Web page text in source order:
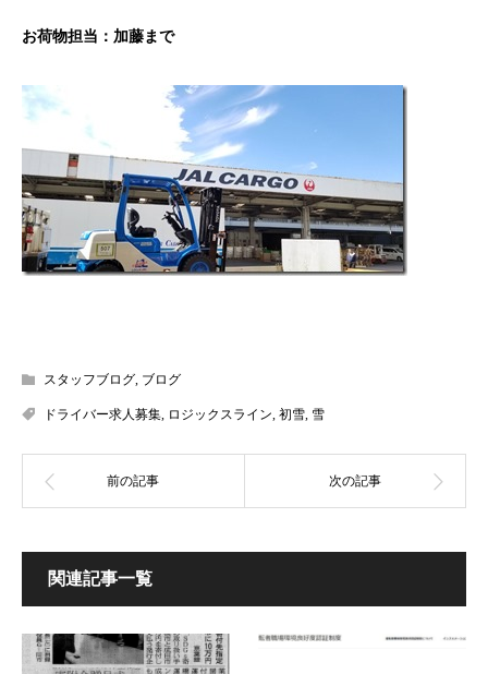
お荷物担当：加藤まで
スタッフブログ, ブログ
ドライバー求人募集, ロジックスライン, 初雪, 雪
関連記事一覧